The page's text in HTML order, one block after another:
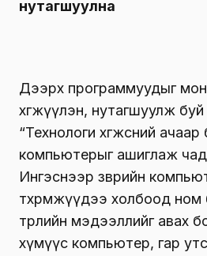
нутагшуулна
Дээрх программуудыг
хөгжүүлэн, нутагшуулж
“Технологи хөгжсөний ачаар
компьютерыг ашиглаж
Ингэснээр зөөврийн
төхөөрөмжүүдээ холбоод
төрлийн мэдээллийг авах
хүмүүс компьютер, гар